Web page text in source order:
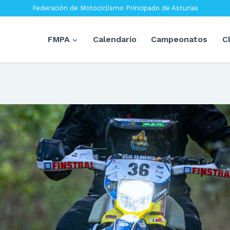
Federación de Motociclismo Principado de Asturias
FMPA Calendario Campeonatos